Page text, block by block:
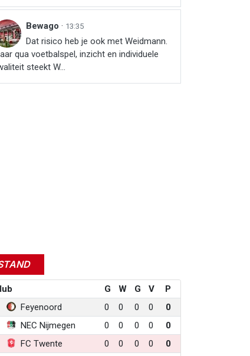
Bewago · 13:35
Dat risico heb je ook met Weidmann.
qua voetbalspel, inzicht en individuele
steekt W...
G W G V
P
Feyenoord 0 0 0 0
0
NEC Nijmegen 0 0 0 0
0
FC Twente 0 0 0 0
0